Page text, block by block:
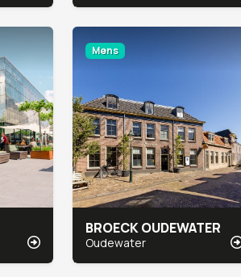
Mens
BROECK OUDEWATER
Oudewater